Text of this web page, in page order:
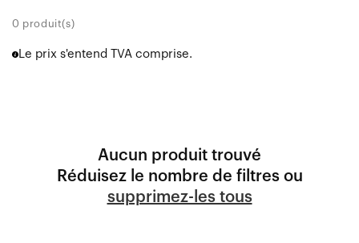
0 produit(s)
Le prix s'entend TVA comprise.
Aucun produit trouvé
Réduisez le nombre de filtres ou
supprimez-les tous